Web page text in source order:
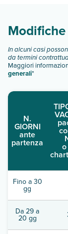
In alcuni casi
da termini
Maggiori
generali"
N.
GIORNI
ante
partenza
Fino a 30
gg
Da 29 a
20 gg